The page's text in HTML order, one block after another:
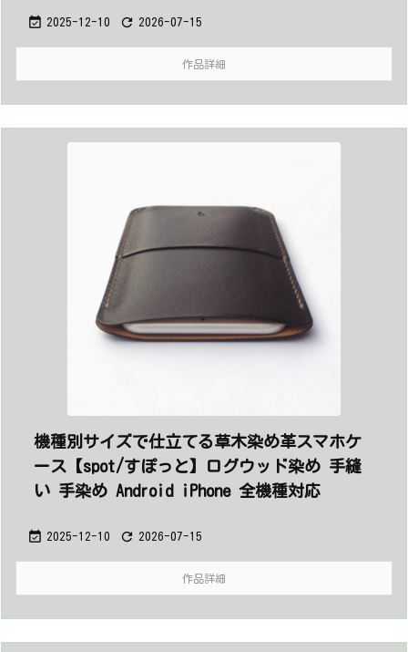
 2025-12-10  2026-07-15
作品詳細
機種別サイズで仕立てる草木染め革スマホケ
ース【spot/すぽっと】ログウッド染め 手縫
い 手染め Android iPhone 全機種対応
 2025-12-10  2026-07-15
作品詳細